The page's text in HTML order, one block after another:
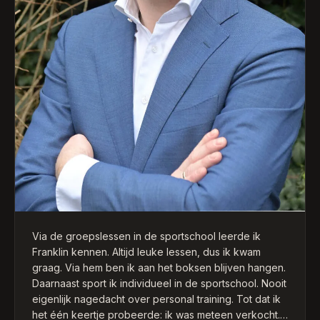
Via de groepslessen in de sportschool leerde ik
Franklin kennen. Altijd leuke lessen, dus ik kwam
graag. Via hem ben ik aan het boksen blijven hangen.
Daarnaast sport ik individueel in de sportschool. Nooit
eigenlijk nagedacht over personal training. Tot dat ik
het één keertje probeerde: ik was meteen verkocht.